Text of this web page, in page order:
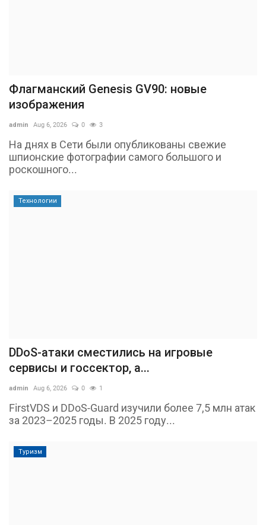
Флагманский Genesis GV90: новые
изображения
admin Aug 6, 2026 0 3
На днях в Сети были опубликованы свежие
шпионские фотографии самого большого и
роскошного...
Технологии
DDoS-атаки сместились на игровые
сервисы и госсектор, а...
admin Aug 6, 2026 0 1
FirstVDS и DDoS-Guard изучили более 7,5 млн атак
за 2023–2025 годы. В 2025 году...
Туризм